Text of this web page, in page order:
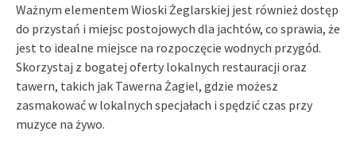
Ważnym elementem Wioski Żeglarskiej jest również dostęp
do przystań i miejsc postojowych dla jachtów, co sprawia, że
jest to idealne miejsce na rozpoczęcie wodnych przygód.
Skorzystaj z bogatej oferty lokalnych restauracji oraz
tawern, takich jak Tawerna Żagiel, gdzie możesz
zasmakować w lokalnych specjałach i spędzić czas przy
muzyce na żywo.